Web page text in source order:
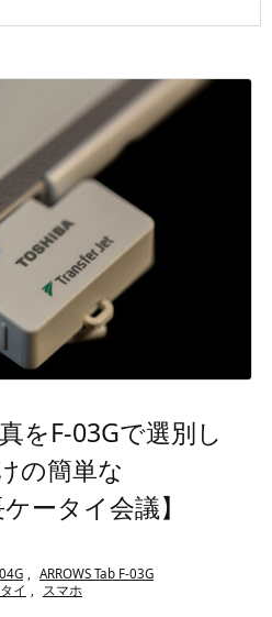
をF-03Gで選別し
の簡単な
ータイ会議】
, ARROWS Tab F-03G
イ , スマホ